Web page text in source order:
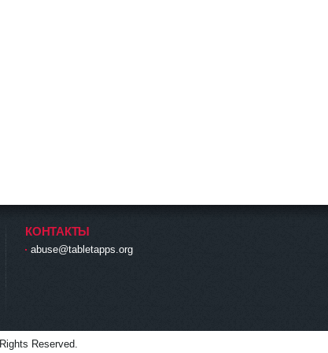
КОНТАКТЫ
abuse@tabletapps.org
Reserved.